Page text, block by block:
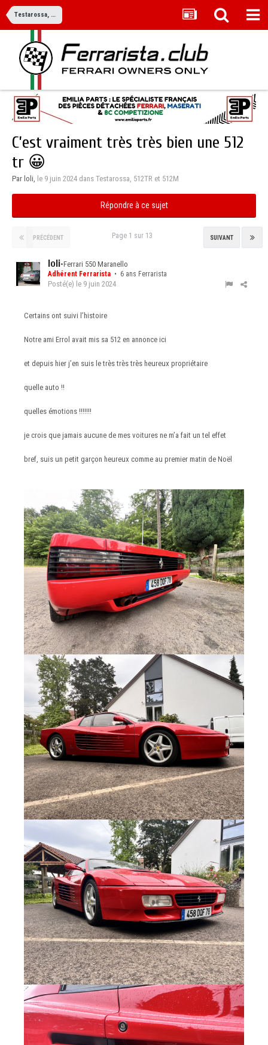
Testarossa, 512TR et 512M
C’est vraiment très très bien une 512
tr 😀
Par loli, le 9 juin 2024 dans Testarossa, 512TR et 512M
Répondre à ce sujet
PRÉCÉDENT SUIVANT
Page 1 sur 13
loli•Ferrari 550 Maranello
Adhérent Ferrarista • 6 ans Ferrarista
Posté(e) le 9 juin 2024
Certains ont suivi l’histoire
Notre ami Errol avait mis sa 512 en annonce ici
et depuis hier j’en suis le très très très heureux propriétaire
quelle auto !!
quelles émotions !!!!!!!
je crois que jamais aucune de mes voitures ne m’a fait un tel effet
bref, suis un petit garçon heureux comme au premier matin de Noël